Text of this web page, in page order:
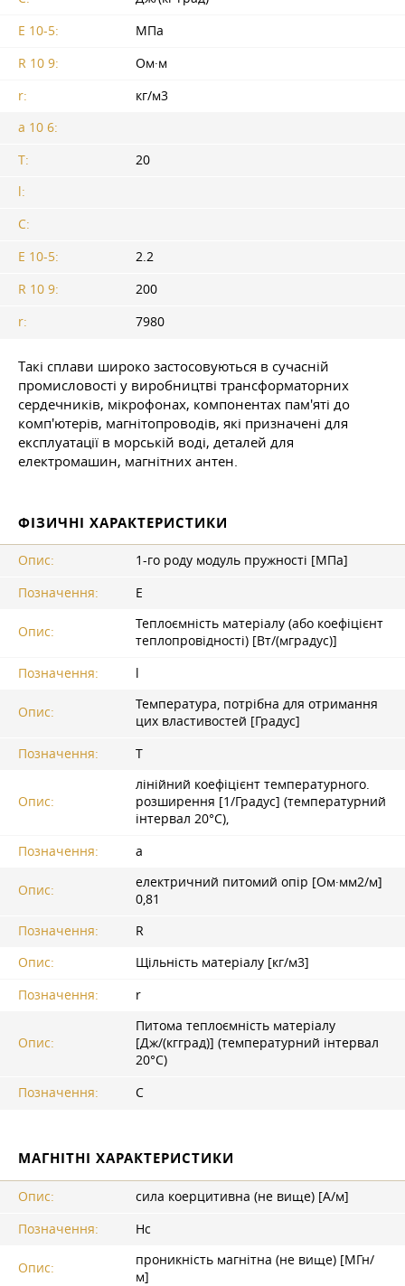
E 10-5:
МПа
R 10 9:
Ом·м
r:
кг/м3
a 10 6:
T:
20
l:
C:
E 10-5:
2.2
R 10 9:
200
r:
7980
Такі сплави широко застосовуються в сучасній
промисловості у виробництві трансформаторних
сердечників, мікрофонах, компонентах пам'яті до
комп'ютерів, магнітопроводів, які призначені для
експлуатації в морській воді, деталей для
електромашин, магнітних антен.
ФІЗИЧНІ ХАРАКТЕРИСТИКИ
Опис:
1-го роду модуль пружності [МПа]
Позначення:
E
Опис:
Теплоємність матеріалу (або коефіцієнт
теплопровідності) [Вт/(мградус)]
Позначення:
l
Опис:
Температура, потрібна для отримання
цих властивостей [Градус]
Позначення:
T
Опис:
лінійний коефіцієнт температурного.
розширення [1/Градус] (температурний
інтервал 20°С),
Позначення:
a
Опис:
електричний питомий опір [Ом·мм2/м]
0,81
Позначення:
R
Опис:
Щільність матеріалу [кг/м3]
Позначення:
r
Опис:
Питома теплоємність матеріалу
[Дж/(кгград)] (температурний інтервал
20°С)
Позначення:
C
МАГНІТНІ ХАРАКТЕРИСТИКИ
Опис:
сила коерцитивна (не вище) [А/м]
Позначення:
Hc
Опис:
проникність магнітна (не вище) [МГн/
м]